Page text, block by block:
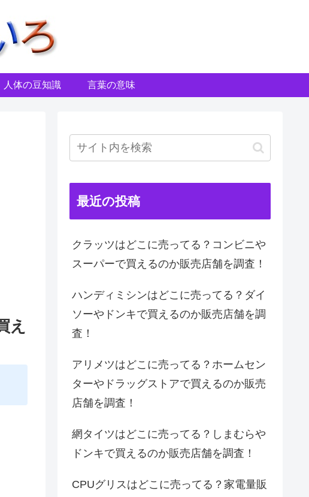
人体の豆知識 言葉の意味
え
最近の投稿
クラッツはどこに売ってる？コンビニや
スーパーで買えるのか販売店舗を調査！
ハンディミシンはどこに売ってる？ダイ
ソーやドンキで買えるのか販売店舗を調
査！
アリメツはどこに売ってる？ホームセン
ターやドラッグストアで買えるのか販売
店舗を調査！
網タイツはどこに売ってる？しまむらや
ドンキで買えるのか販売店舗を調査！
CPUグリスはどこに売ってる？家電量販